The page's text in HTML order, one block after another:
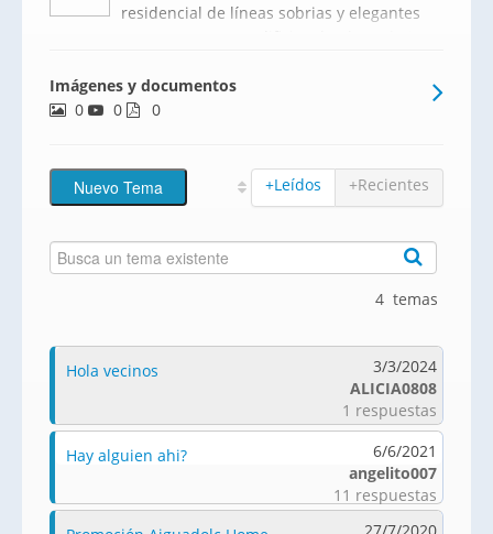
residencial de líneas sobrias y elegantes
viviendas. El proyecto incluye además una
amplia zona comunitaria con jardín,
Imágenes y documentos
0
0 0
+Leídos +Recientes
4 temas
Hola vecinos
3/3/2024
ALICIA0808
1 respuestas
Hay alguien ahi?
6/6/2021
angelito007
11 respuestas